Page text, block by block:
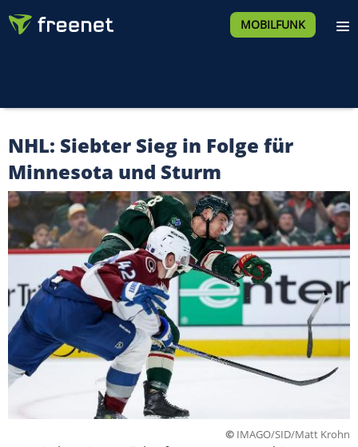
MOBILFUNK
NHL: Siebter Sieg in Folge für
Minnesota und Sturm
© IMAGO/SID/Matt Krohn